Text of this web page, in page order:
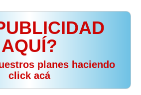
AQUÍ?
planes haciendo
click acá